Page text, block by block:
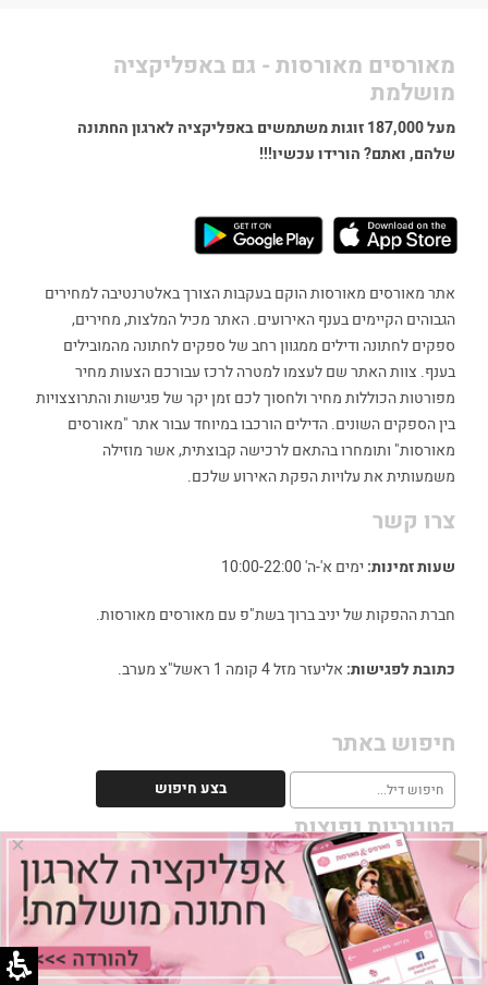
מאורסים מאורסות - גם באפליקציה
מושלמת
מעל 187,000 זוגות משתמשים באפליקציה לארגון החתונה
שלהם, ואתם? הורידו עכשיו!!!
אתר מאורסים מאורסות הוקם בעקבות הצורך באלטרנטיבה למחירים
הגבוהים הקיימים בענף האירועים. האתר מכיל המלצות, מחירים,
ספקים לחתונה ודילים ממגוון רחב של ספקים לחתונה מהמובילים
בענף. צוות האתר שם לעצמו למטרה לרכז עבורכם הצעות מחיר
מפורטות הכוללות מחיר ולחסוך לכם זמן יקר של פגישות והתרוצצויות
בין הספקים השונים. הדילים הורכבו במיוחד עבור אתר "מאורסים
מאורסות" ותומחרו בהתאם לרכישה קבוצתית, אשר מוזילה
משמעותית את עלויות הפקת האירוע שלכם.
צרו קשר
שעות זמינות: ימים א'-ה' 10:00-22:00
חברת ההפקות של יניב ברוך בשת"פ עם מאורסים מאורסות.
כתובת לפגישות: אליעזר מזל 4 קומה 1 ראשל"צ מערב.
חיפוש באתר
קטגוריות נפוצות
מאורסים מאורסות המלצות - ביקורת וזוגות ממליצים
אטרקציות לחתונה
גני אירועים במרכז
גני אירועים בשרון
×